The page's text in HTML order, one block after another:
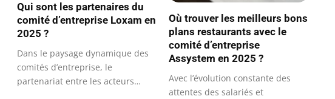
Qui sont les partenaires du
comité d’entreprise Loxam en
2025 ?
Dans le paysage dynamique des
comités d’entreprise, le
partenariat entre les acteurs
Où trouver les meilleurs bons
plans restaurants avec le
comité d’entreprise
Assystem en 2025 ?
Avec l’évolution constante des
attentes des salariés et